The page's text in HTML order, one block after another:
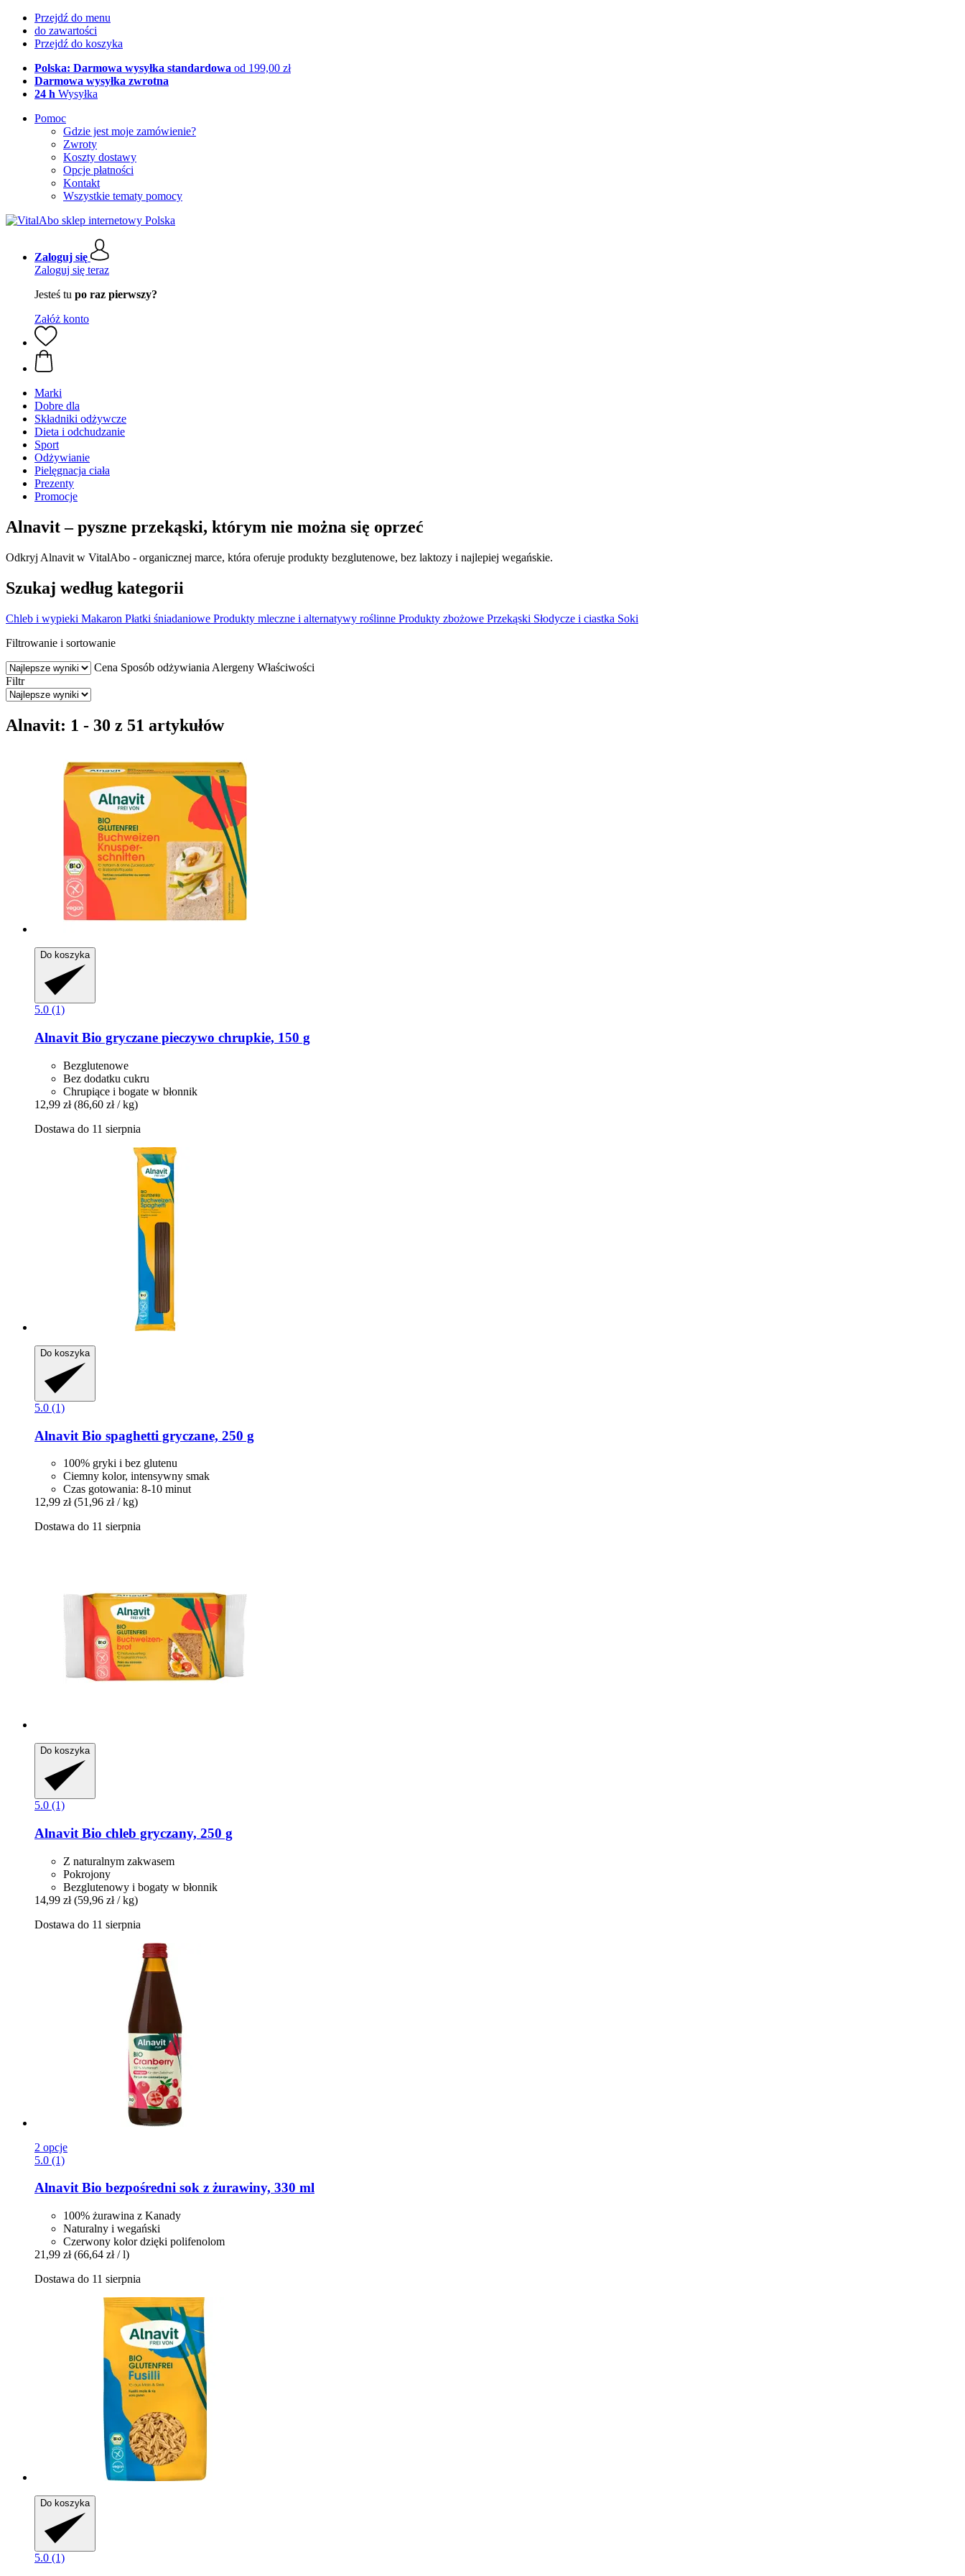
Przejdź do menu
do zawartości
Przejdź do koszyka
Polska: Darmowa wysyłka standardowa od 199,00 zł
Darmowa wysyłka zwrotna
24 h Wysyłka
Pomoc
Gdzie jest moje zamówienie?
Zwroty
Koszty dostawy
Opcje płatności
Kontakt
Wszystkie tematy pomocy
Zaloguj się
Zaloguj się teraz
Jesteś tu po raz pierwszy?
Załóż konto
Marki
Dobre dla
Składniki odżywcze
Dieta i odchudzanie
Sport
Odżywianie
Pielęgnacja ciała
Prezenty
Promocje
Alnavit – pyszne przekąski, którym nie można się oprzeć
Odkryj Alnavit w VitalAbo - organicznej marce, która oferuje produkty bezglutenowe, bez laktozy i najlepiej wegańskie.
Szukaj według kategorii
Chleb i wypieki Makaron Płatki śniadaniowe Produkty mleczne i alternatywy roślinne Produkty zbożowe Przekąski Słodycze i ciastka Soki
Filtrowanie i sortowanie
Cena Sposób odżywiania Alergeny Właściwości
Filtr
Alnavit: 1 - 30 z 51 artykułów
Do koszyka
5.0 (1)
Alnavit Bio gryczane pieczywo chrupkie, 150 g
Bezglutenowe
Bez dodatku cukru
Chrupiące i bogate w błonnik
12,99 zł (86,60 zł / kg)
Dostawa do 11 sierpnia
Do koszyka
5.0 (1)
Alnavit Bio spaghetti gryczane, 250 g
100% gryki i bez glutenu
Ciemny kolor, intensywny smak
Czas gotowania: 8-10 minut
12,99 zł (51,96 zł / kg)
Dostawa do 11 sierpnia
Do koszyka
5.0 (1)
Alnavit Bio chleb gryczany, 250 g
Z naturalnym zakwasem
Pokrojony
Bezglutenowy i bogaty w błonnik
14,99 zł (59,96 zł / kg)
Dostawa do 11 sierpnia
2 opcje
5.0 (1)
AlnavitBio bezpośredni sok z żurawiny, 330 ml
100% żurawina z Kanady
Naturalny i wegański
Czerwony kolor dzięki polifenolom
21,99 zł (66,64 zł / l)
Dostawa do 11 sierpnia
Do koszyka
5.0 (1)